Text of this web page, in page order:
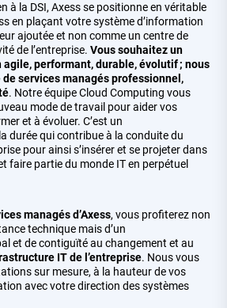
à la DSI, Axess se positionne en véritable
en plaçant votre système d’information
ajoutée et non comme un centre de
de l’entreprise. Vous souhaitez un
agile, performant, durable, évolutif ; nous
services managés professionnel,
. Notre équipe Cloud Computing vous
mode de travail pour aider vos
et à évoluer. C’est un
durée qui contribue à la conduite du
pour ainsi s’insérer et se projeter dans
faire partie du monde IT en perpétuel
managés d’Axess, vous profiterez non
technique mais d’un
et de contiguïté au changement et au
IT de l’entreprise. Nous vous
sur mesure, à la hauteur de vos
avec votre direction des systèmes